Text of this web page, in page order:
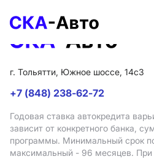
г. Тольятти, Южное шоссе, 14с3
+7 (848) 238-62-72
Годовая ставка автокредита
зависит от конкретного банка,
программы. Минимальный срок
максимальный - 96 месяцев.